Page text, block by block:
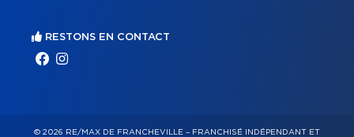
RESTONS EN CONTACT
© 2026 RE/MAX DE FRANCHEVILLE – FRANCHISÉ INDÉPENDANT ET